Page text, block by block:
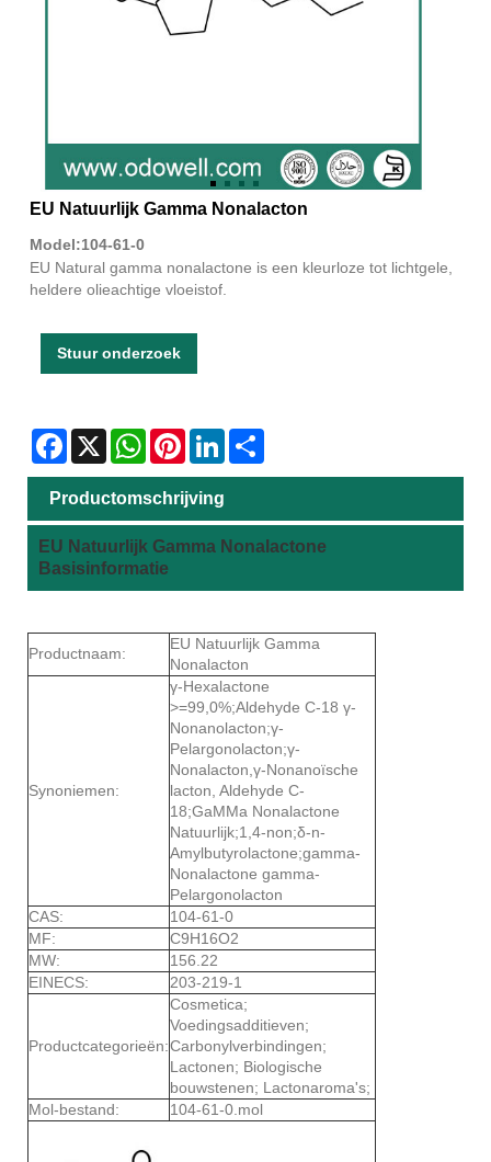
EU Natuurlijk Gamma Nonalacton
Model:104-61-0
EU Natural gamma nonalactone is een kleurloze tot lichtgele,
heldere olieachtige vloeistof.
Stuur onderzoek
Facebook
X WhatsAppPinterestLinkedIn
Productomschrijving
EU Natuurlijk Gamma Nonalactone
Basisinformatie
Productnaam:
EU Natuurlijk Gamma
Nonalacton
Synoniemen:
γ-Hexalactone
>=99,0%;Aldehyde C-18 γ-
Nonanolacton;γ-
Pelargonolacton;γ-
Nonalacton,γ-Nonanoïsche
lacton, Aldehyde C-
18;GaMMa Nonalactone
Natuurlijk;1,4-non;δ-n-
Amylbutyrolactone;gamma-
Nonalactone gamma-
Pelargonolacton
CAS:
104-61-0
MF:
C9H16O2
MW:
156.22
EINECS:
203-219-1
Productcategorieën:
Cosmetica;
Voedingsadditieven;
Carbonylverbindingen;
Lactonen; Biologische
bouwstenen; Lactonaroma's;
Mol-bestand:
104-61-0.mol